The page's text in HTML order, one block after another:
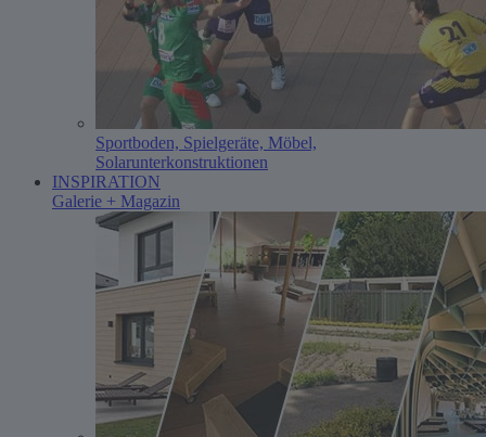
Sportboden, Spielgeräte, Möbel,
Solarunterkonstruktionen
INSPIRATION
Galerie + Magazin